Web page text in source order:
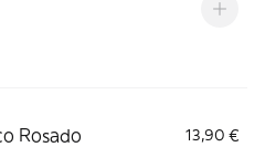
Rosado 13,90 €